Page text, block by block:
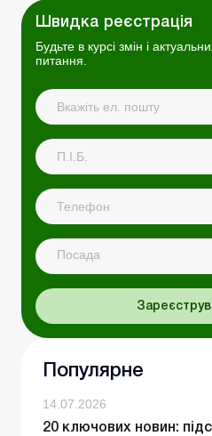
Швидка реєстрація
Будьте в курсі змін і
питання.
Посада
Популярне
14.07.2026
20 ключових новин: